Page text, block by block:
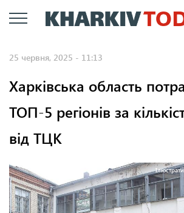
Перейти
до
25 червня, 2025 - 11:13
Харківська область
ТОП-5 регіонів за
від ТЦК